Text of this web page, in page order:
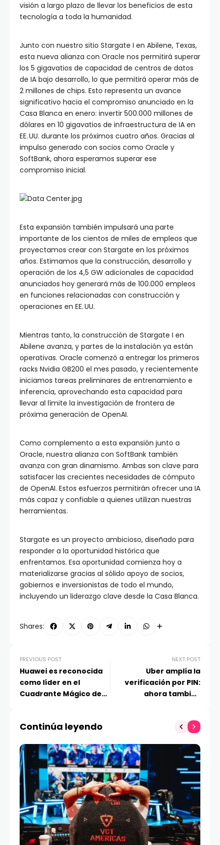
visión a largo plazo de llevar los beneficios de esta
tecnología a toda la humanidad.
Junto con nuestro sitio Stargate I en Abilene, Texas,
esta nueva alianza con Oracle nos permitirá superar
los 5 gigavatios de capacidad de centros de datos
de IA bajo desarrollo, lo que permitirá operar más de
2 millones de chips. Esto representa un avance
significativo hacia el compromiso anunciado en la
Casa Blanca en enero: invertir 500.000 millones de
dólares en 10 gigavatios de infraestructura de IA en
EE. UU. durante los próximos cuatro años. Gracias al
impulso generado con socios como Oracle y
SoftBank, ahora esperamos superar ese
compromiso inicial.
Esta expansión también impulsará una parte
importante de los cientos de miles de empleos que
proyectamos crear con Stargate en los próximos
años. Estimamos que la construcción, desarrollo y
operación de los 4,5 GW adicionales de capacidad
anunciados hoy generará más de 100.000 empleos
en funciones relacionadas con construcción y
operaciones en EE. UU.
Mientras tanto, la construcción de Stargate I en
Abilene avanza, y partes de la instalación ya están
operativas. Oracle comenzó a entregar los primeros
racks Nvidia GB200 el mes pasado, y recientemente
iniciamos tareas preliminares de entrenamiento e
inferencia, aprovechando esta capacidad para
llevar al límite la investigación de frontera de
próxima generación de OpenAI.
Como complemento a esta expansión junto a
Oracle, nuestra alianza con SoftBank también
avanza con gran dinamismo. Ambas son clave para
satisfacer las crecientes necesidades de cómputo
de OpenAI. Estos esfuerzos permitirán ofrecer una IA
más capaz y confiable a quienes utilizan nuestras
herramientas.
Stargate es un proyecto ambicioso, diseñado para
responder a la oportunidad histórica que
enfrentamos. Esa oportunidad comienza hoy a
materializarse gracias al sólido apoyo de socios,
gobiernos e inversionistas de todo el mundo,
incluyendo un liderazgo clave desde la Casa Blanca.
Shares:
PREVIOUS POST
Huawei es reconocida
como líder en el
Cuadrante Mágico de
NEXT POST
Uber amplía la
verificación por PIN:
ahora también
Continúa leyendo